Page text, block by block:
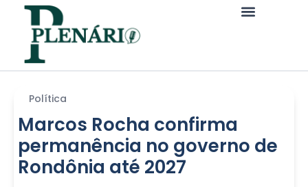
Política
Marcos Rocha confirma
permanência no governo de
Rondônia até 2027